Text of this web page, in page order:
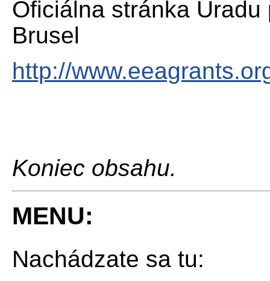
Oficiálna stránka
Brusel
http://
Koniec obsahu.
MENU:
Nachádzate sa tu: